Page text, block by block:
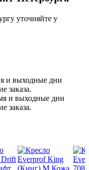
уточняйте у
и выходные дни
заказа.
и выходные дни
заказа.